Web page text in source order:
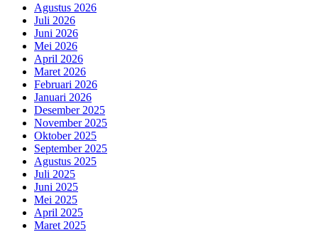
Agustus 2026
Juli 2026
Juni 2026
Mei 2026
April 2026
Maret 2026
Februari 2026
Januari 2026
Desember 2025
November 2025
Oktober 2025
September 2025
Agustus 2025
Juli 2025
Juni 2025
Mei 2025
April 2025
Maret 2025